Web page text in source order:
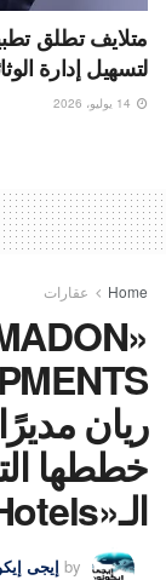
لتسهيل إدارة
Home عقارات
ريان
خططها
الـ«Boutique Hotels»
by إيجى